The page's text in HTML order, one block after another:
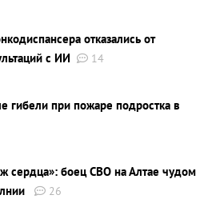
отказались от
с ИИ
14
гибели при пожаре подростка в
сердца»: боец СВО на Алтае чудом
26